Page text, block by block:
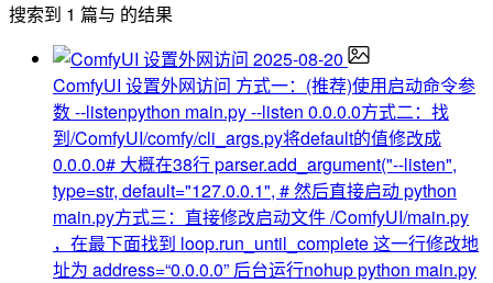
搜索到 1 篇与 的结果
2025-08-20
ComfyUI 设置外网访问 方式一：(推荐)使用启动命令参
数 --listenpython main.py --listen 0.0.0.0方式二：找
到/ComfyUI/comfy/cli_args.py将default的值修改成
0.0.0.0# 大概在38行 parser.add_argument("--listen",
type=str, default="127.0.0.1", # 然后直接启动 python
main.py方式三：直接修改启动文件 /ComfyUI/main.py
，在最下面找到 loop.run_until_complete 这一行修改地
址为 address=“0.0.0.0” 后台运行nohup python main.py